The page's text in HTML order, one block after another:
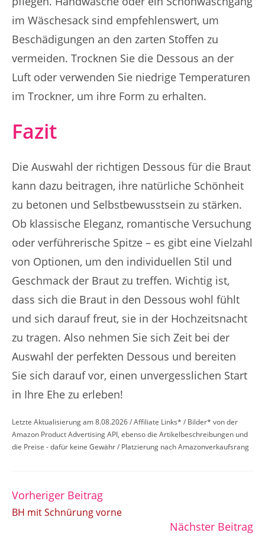
im Wäschesack sind empfehlenswert, um
Beschädigungen an den zarten Stoffen zu
vermeiden. Trocknen Sie die Dessous an der
Luft oder verwenden Sie niedrige Temperaturen
im Trockner, um ihre Form zu erhalten.
Fazit
Die Auswahl der richtigen Dessous für die Braut
kann dazu beitragen, ihre natürliche Schönheit
zu betonen und Selbstbewusstsein zu stärken.
Ob klassische Eleganz, romantische Versuchung
oder verführerische Spitze – es gibt eine Vielzahl
von Optionen, um den individuellen Stil und
Geschmack der Braut zu treffen. Wichtig ist,
dass sich die Braut in den Dessous wohl fühlt
und sich darauf freut, sie in der Hochzeitsnacht
zu tragen. Also nehmen Sie sich Zeit bei der
Auswahl der perfekten Dessous und bereiten
Sie sich darauf vor, einen unvergesslichen Start
in Ihre Ehe zu erleben!
Letzte Aktualisierung am 8.08.2026 / Affiliate Links* / Bilder* von der
Amazon Product Advertising API, ebenso die Artikelbeschreibungen und
die Preise - dafür keine Gewähr / Platzierung nach Amazonverkaufsrang
Weitere
ansehen
Vorheriger Beitrag
BH mit Schnürung vorne
Nächster Beitrag